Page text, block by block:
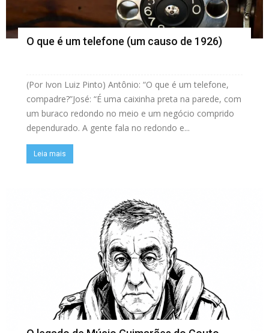
O que é um telefone (um causo de 1926)
(Por Ivon Luiz Pinto) Antônio: “O que é um telefone,
compadre?”José: “É uma caixinha preta na parede, com
um buraco redondo no meio e um negócio comprido
dependurado. A gente fala no redondo e...
Leia mais